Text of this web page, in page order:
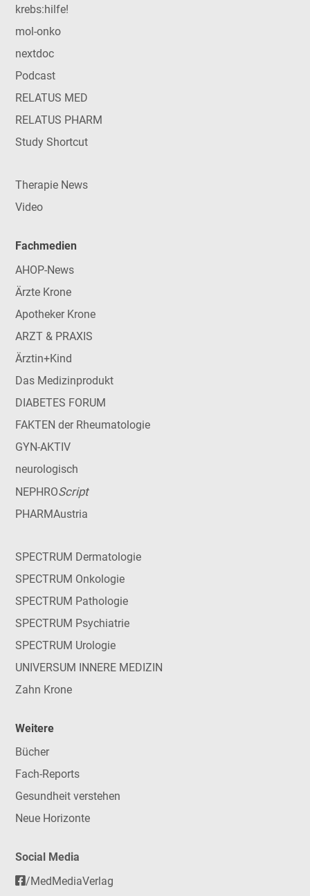
krebs:hilfe!
mol-onko
nextdoc
Podcast
RELATUS MED
RELATUS PHARM
Study Shortcut
Therapie News
Video
Fachmedien
AHOP-News
Ärzte Krone
Apotheker Krone
ARZT & PRAXIS
Ärztin+Kind
Das Medizinprodukt
DIABETES FORUM
FAKTEN der Rheumatologie
GYN-AKTIV
neurologisch
NEPHROScript
PHARMAustria
SPECTRUM Dermatologie
SPECTRUM Onkologie
SPECTRUM Pathologie
SPECTRUM Psychiatrie
SPECTRUM Urologie
UNIVERSUM INNERE MEDIZIN
Zahn Krone
Weitere
Bücher
Fach-Reports
Gesundheit verstehen
Neue Horizonte
Social Media
/MedMediaVerlag